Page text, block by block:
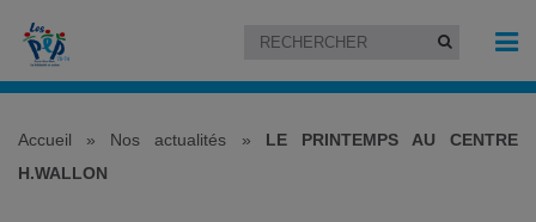
Accueil » Nos actualités » LE PRINTEMPS AU CENTRE
H.WALLON